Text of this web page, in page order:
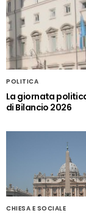
POLITICA
La giornata
di Bilancio 2026
CHIESA E SOCIALE